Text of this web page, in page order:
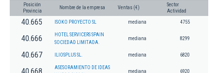
Posición
Provincia
Nombre de la empresa Ventas (€)
Sector
Actividad
40.665 ISOKO PROYECTO SL mediana 4755
40.666
HOTEL SERVICERS SPAIN
SOCIEDAD LIMITADA.
mediana 8299
40.667 ILIOSPLUS SL. mediana 6820
ASESORAMIENTO DE IDEAS
mediana 6920